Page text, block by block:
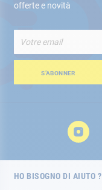
offerte e novità
alla
nostra
Newsletter:S’ABONNER
HO BISOGNO DI AIUTO ?